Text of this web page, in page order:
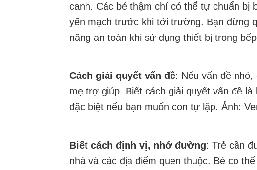
canh. Các bé thậm chí có thể tự chuẩn bị
yến mạch trước khi tới trường. Bạn đừng
năng an toàn khi sử dụng thiết bị trong
Cách giải quyết vấn đề: Nếu vấn đề
mẹ trợ giúp. Biết cách giải quyết vấn đề
đặc biệt nếu bạn muốn con tự lập. Ảnh:
Biết cách định vị, nhớ đường: Trẻ cần
nhà và các địa điểm quen thuộc. Bé có